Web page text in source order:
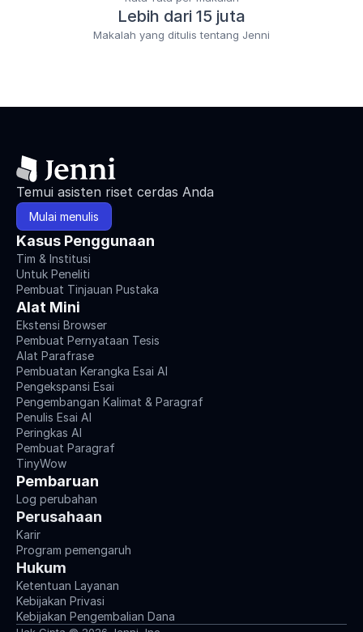
Lebih dari 15 juta
Makalah yang ditulis tentang Jenni
Temui asisten riset cerdas Anda
Mulai menulis
Kasus Penggunaan
Tim & Institusi
Untuk Peneliti
Pembuat Tinjauan Pustaka
Alat Mini
Ekstensi Browser
Pembuat Pernyataan Tesis
Alat Parafrase
Pembuatan Kerangka Esai AI
Pengekspansi Esai
Pengembangan Kalimat & Paragraf
Penulis Esai AI
Peringkas AI
Pembuat Paragraf
TinyWow
Pembaruan
Log perubahan
Perusahaan
Karir
Program pemengaruh
Hukum
Ketentuan Layanan
Kebijakan Privasi
Kebijakan Pengembalian Dana